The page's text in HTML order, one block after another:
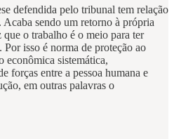
defendida pelo tribunal tem relação
sendo um retorno à própria
o trabalho é o meio para ter
isso é norma de proteção ao
econômica sistemática,
forças entre a pessoa humana e
em outras palavras o